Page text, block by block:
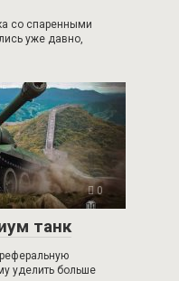
со спаренными
уже давно,
0
танк
уделить больше